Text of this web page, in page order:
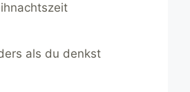
als du denkst